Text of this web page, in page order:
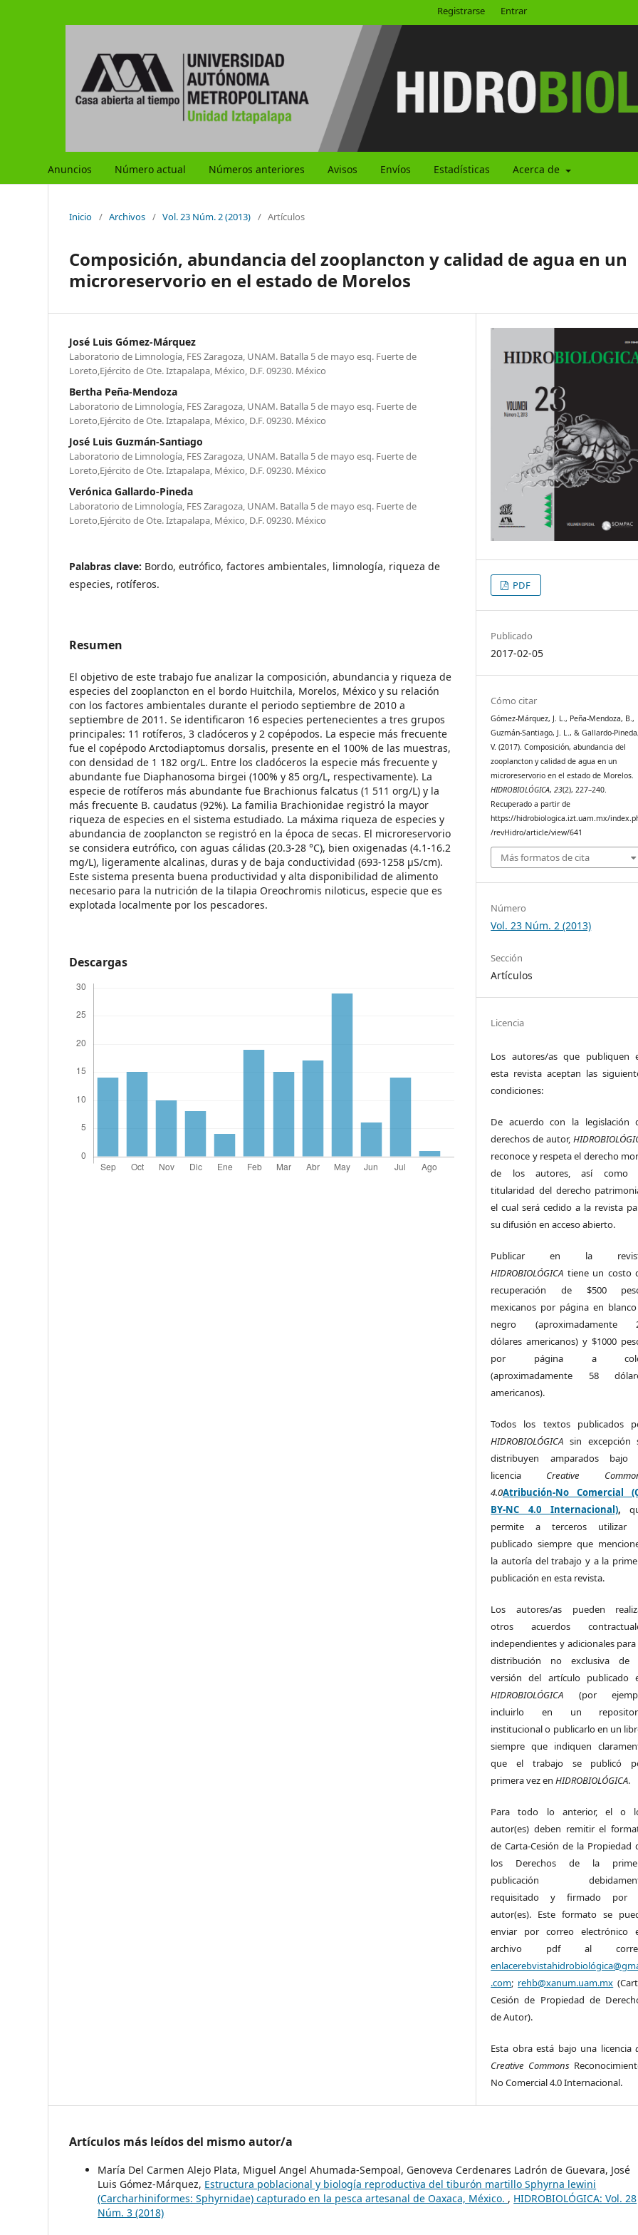
Anuncios Número actual Números anteriores Avisos Envíos Estadísticas Acerca de
Registrarse Entrar
Inicio / Archivos / Vol. 23 Núm. 2 (2013) / Artículos
Composición, abundancia del zooplancton y calidad de agua en un
microreservorio en el estado de Morelos
José Luis Gómez-Márquez
Laboratorio de Limnología, FES Zaragoza, UNAM. Batalla 5 de mayo esq. Fuerte de
Loreto,Ejército de Ote. Iztapalapa, México, D.F. 09230. México
Bertha Peña-Mendoza
Laboratorio de Limnología, FES Zaragoza, UNAM. Batalla 5 de mayo esq. Fuerte de
Loreto,Ejército de Ote. Iztapalapa, México, D.F. 09230. México
José Luis Guzmán-Santiago
Laboratorio de Limnología, FES Zaragoza, UNAM. Batalla 5 de mayo esq. Fuerte de
Loreto,Ejército de Ote. Iztapalapa, México, D.F. 09230. México
Verónica Gallardo-Pineda
Laboratorio de Limnología, FES Zaragoza, UNAM. Batalla 5 de mayo esq. Fuerte de
Loreto,Ejército de Ote. Iztapalapa, México, D.F. 09230. México
Palabras clave: Bordo, eutrófico, factores ambientales, limnología, riqueza de
especies, rotíferos.
Resumen
El objetivo de este trabajo fue analizar la composición, abundancia y riqueza de
especies del zooplancton en el bordo Huitchila, Morelos, México y su relación
con los factores ambientales durante el periodo septiembre de 2010 a
septiembre de 2011. Se identificaron 16 especies pertenecientes a tres grupos
principales: 11 rotíferos, 3 cladóceros y 2 copépodos. La especie más frecuente
fue el copépodo Arctodiaptomus dorsalis, presente en el 100% de las muestras,
con densidad de 1 182 org/L. Entre los cladóceros la especie más frecuente y
abundante fue Diaphanosoma birgei (100% y 85 org/L, respectivamente). La
especie de rotíferos más abundante fue Brachionus falcatus (1 511 org/L) y la
más frecuente B. caudatus (92%). La familia Brachionidae registró la mayor
riqueza de especies en el sistema estudiado. La máxima riqueza de especies y
abundancia de zooplancton se registró en la época de secas. El microreservorio
se considera eutrófico, con aguas cálidas (20.3-28 °C), bien oxigenadas (4.1-16.2
mg/L), ligeramente alcalinas, duras y de baja conductividad (693-1258 µS/cm).
Este sistema presenta buena productividad y alta disponibilidad de alimento
necesario para la nutrición de la tilapia Oreochromis niloticus, especie que es
explotada localmente por los pescadores.
Descargas
PDF
Publicado
2017-02-05
Cómo citar
Gómez-Márquez, J. L., Peña-Mendoza, B.,
Guzmán-Santiago, J. L., & Gallardo-
V. (2017). Composición, abundancia del
zooplancton y calidad de agua en un
microreservorio en el estado de Morelos.
HIDROBIOLÓGICA,23(2), 227–240.
Recuperado a partir de
https://hidrobiologica.izt.uam.mx/
/revHidro/article/view/641
Más formatos de cita
Número
Vol. 23 Núm. 2 (2013)
Sección
Artículos
Licencia
Los autores/as que publiquen
esta revista aceptan las
condiciones:
De acuerdo con la legislación
derechos de autor,
reconoce y respeta el derecho
de los autores, así como
titularidad del derecho
el cual será cedido a la revista
su difusión en acceso abierto.
Publicar en la
HIDROBIOLÓGICA tiene un costo
recuperación de $500
mexicanos por página en
negro (aproximadamente
dólares americanos) y $1000
por página a
(aproximadamente 58
americanos).
Todos los textos publicados
HIDROBIOLÓGICA sin excepción
distribuyen amparados bajo
licencia Creative
4.0Atribución-No Comercial
BY-NC 4.0 Internacional),
permite a terceros utilizar
publicado siempre que
la autoría del trabajo y a la
publicación en esta revista.
Los autores/as pueden
otros acuerdos
independientes y adicionales para
distribución no exclusiva de
versión del artículo publicado
HIDROBIOLÓGICA (por
incluirlo en un
institucional o publicarlo en un
siempre que indiquen
que el trabajo se publicó
primera vez enHIDROBIOLÓGICA.
Para todo lo anterior, el o
autor(es) deben remitir el
de Carta-Cesión de la Propiedad
los Derechos de la
publicación
requisitado y firmado por
autor(es). Este formato se
enviar por correo electrónico
archivo pdf al
.com; rehb@xanum.uam.mx
Cesión de Propiedad de
de Autor).
Esta obra está bajo una licencia
Creative Commons
No Comercial 4.0 Internacional.
Artículos más leídos del mismo autor/a
María Del Carmen Alejo Plata, Miguel Angel Ahumada-Sempoal, Genoveva Cerdenares Ladrón de Guevara, José
Luis Gómez-Márquez, Estructura poblacional y biología reproductiva del tiburón martillo Sphyrna lewini
(Carcharhiniformes: Sphyrnidae) capturado en la pesca artesanal de Oaxaca, México. , HIDROBIOLÓGICA: Vol. 28
Núm. 3 (2018)